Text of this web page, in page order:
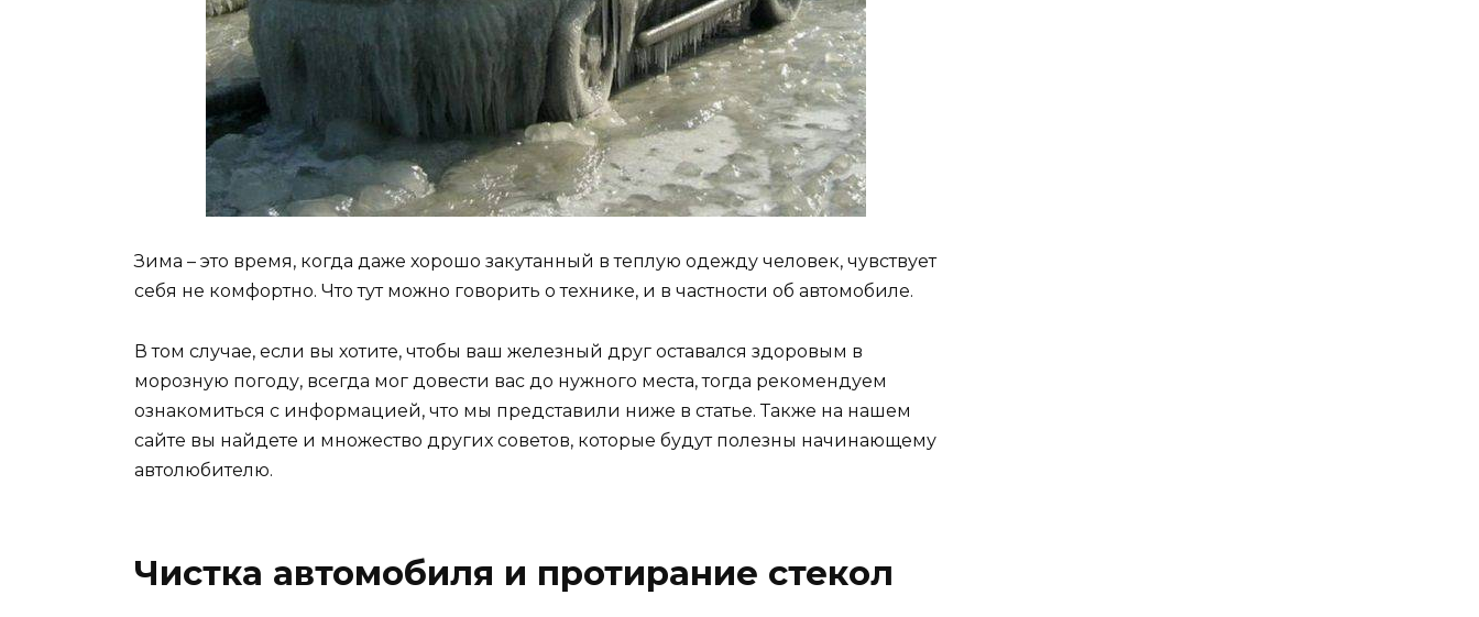
Зима – это время, когда даже хорошо закутанный в теплую одежду человек, чувствует
себя не комфортно. Что тут можно говорить о технике, и в частности об автомобиле.
В том случае, если вы хотите, чтобы ваш железный друг оставался здоровым в
морозную погоду, всегда мог довести вас до нужного места, тогда рекомендуем
ознакомиться с информацией, что мы представили ниже в статье. Также на нашем
сайте вы найдете и множество других советов, которые будут полезны начинающему
автолюбителю.
Чистка автомобиля и протирание стекол